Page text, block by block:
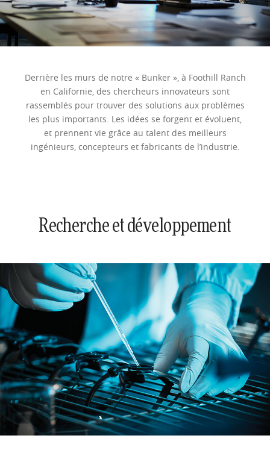
Derrière les murs de notre « Bunker », à Foothill Ranch
en Californie, des chercheurs innovateurs sont
rassemblés pour trouver des solutions aux problèmes
les plus importants. Les idées se forgent et évoluent,
et prennent vie grâce au talent des meilleurs
ingénieurs, concepteurs et fabricants de l’industrie.
Recherche et développement